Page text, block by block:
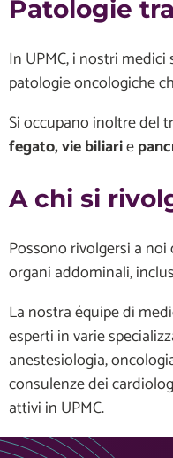
Patologie
In UPMC, i nostri
patologie oncologiche
Si occupano inoltre del
fegato, vie biliarie
A chi si
Possono rivolgersi a
organi addominali,
La nostra équipe di
esperti in varie
anestesiologia,
consulenze dei
attivi in UPMC.